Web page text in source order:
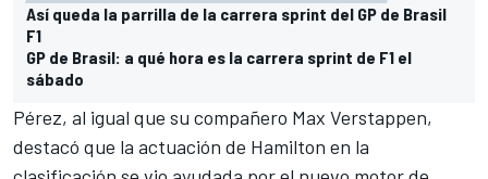
Así queda la parrilla de la carrera sprint del GP de Brasil
F1
GP de Brasil: a qué hora es la carrera sprint de F1 el
sábado
Pérez, al igual que su compañero Max Verstappen,
destacó que la actuación de Hamilton en la